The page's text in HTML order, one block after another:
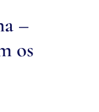
–
os